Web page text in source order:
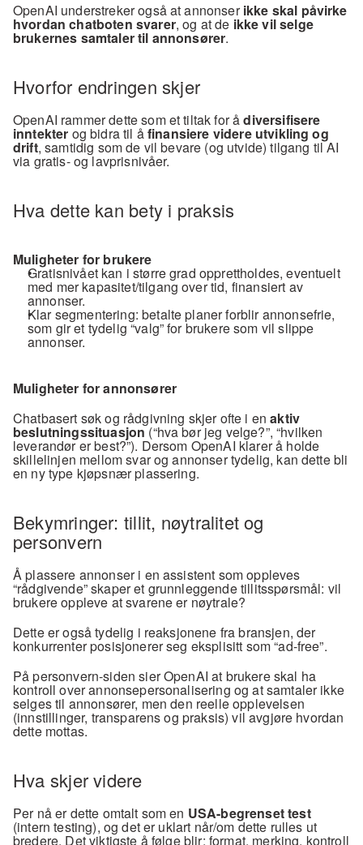
OpenAI understreker også at annonser ikke skal påvirke
hvordan chatboten svarer, og at de ikke vil selge
brukernes samtaler til annonsører.
Hvorfor endringen skjer
OpenAI rammer dette som et tiltak for å diversifisere
inntekter og bidra til å finansiere videre utvikling og
drift, samtidig som de vil bevare (og utvide) tilgang til AI
via gratis- og lavprisnivåer.
Hva dette kan bety i praksis
Muligheter for brukere
Gratisnivået kan i større grad opprettholdes, eventuelt
med mer kapasitet/tilgang over tid, finansiert av
annonser.
Klar segmentering: betalte planer forblir annonsefrie,
som gir et tydelig “valg” for brukere som vil slippe
annonser.
Muligheter for annonsører
Chatbasert søk og rådgivning skjer ofte i en aktiv
beslutningssituasjon (“hva bør jeg velge?”, “hvilken
leverandør er best?”). Dersom OpenAI klarer å holde
skillelinjen mellom svar og annonser tydelig, kan dette bli
en ny type kjøpsnær plassering.
Bekymringer: tillit, nøytralitet og
personvern
Å plassere annonser i en assistent som oppleves
“rådgivende” skaper et grunnleggende tillitsspørsmål: vil
brukere oppleve at svarene er nøytrale?
Dette er også tydelig i reaksjonene fra bransjen, der
konkurrenter posisjonerer seg eksplisitt som “ad-free”.
På personvern-siden sier OpenAI at brukere skal ha
kontroll over annonsepersonalisering og at samtaler ikke
selges til annonsører, men den reelle opplevelsen
(innstillinger, transparens og praksis) vil avgjøre hvordan
dette mottas.
Hva skjer videre
Per nå er dette omtalt som en USA-begrenset test
(intern testing), og det er uklart når/om dette rulles ut
bredere. Det viktigste å følge blir: format, merking, kontroll